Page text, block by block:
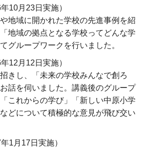
10月23日実施）
地域に開かれた学校の先進事例を紹
地域の拠点となる学校ってどんな学
グループワークを行いました。
12月12日実施）
きし、「未来の学校みんなで創ろ
話を伺いました。講義後のグループ
これからの学び」「新しい中原小学
どについて積極的な意見が飛び交い
1月17日実施）